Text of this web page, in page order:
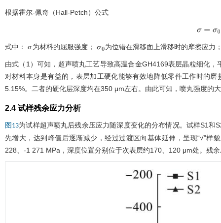
根据霍尔-佩奇（Hall-Petch）公式
σ =σ0+k
式中：
σ为材料的屈服强度； σ0为位错在滑移面上滑移时的摩擦应力
由式（1） 可知，超声喷丸工艺导致高温合金GH4169表层晶粒细化，
对材料本身是有益的，表层加工硬化能够有效地降低零件工作时的
5.15%。二者的硬化层深度均在350 μm左右。由此可知，喷丸强度的
2.4 试样残余应力分析
图13为试样超声喷丸后残余压应力随深度变化的分布情况。试样S1
先增大，达到峰值后逐渐减少，经过过渡区向基体延伸，呈现“√”
228、-1 271 MPa，深度位置分别位于次表层约170、120 μm处。残